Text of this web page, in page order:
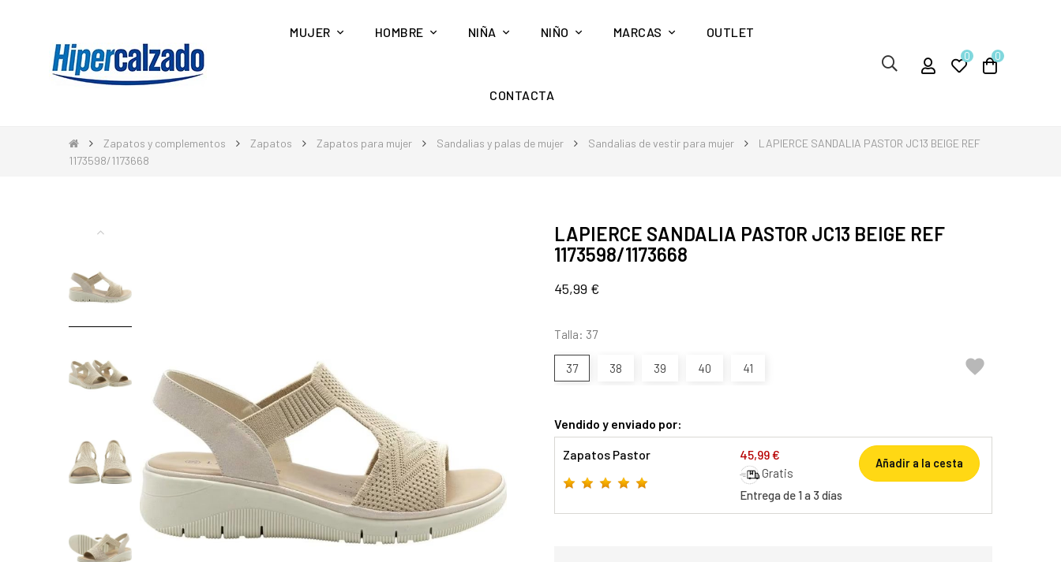
MUJER HOMBRE NIÑA NIÑO MARCAS OUTLET
CONTACTA
0 0
Zapatos y complementos Zapatos Zapatos para mujer Sandalias y palas de mujer Sandalias de vestir para mujer
LAPIERCE SANDALIA PASTOR JC13 BEIGE REF
1173598/1173668
LAPIERCE SANDALIA PASTOR JC13 BEIGE REF
1173598/1173668
45,99 €
Talla: 37
37 38 39 40 41 
Vendido y enviado por:
Zapatos Pastor 45,99 €
Gratis
Entrega de 1 a 3 días
Añadir a la cesta